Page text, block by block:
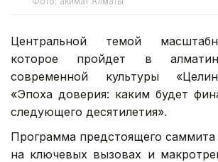
Центральной темой
которое пройдет в
современной культуры
«Эпоха доверия: каким будет
следующего десятилетия».
Программа предстоящего саммита
на ключевых вызовах и